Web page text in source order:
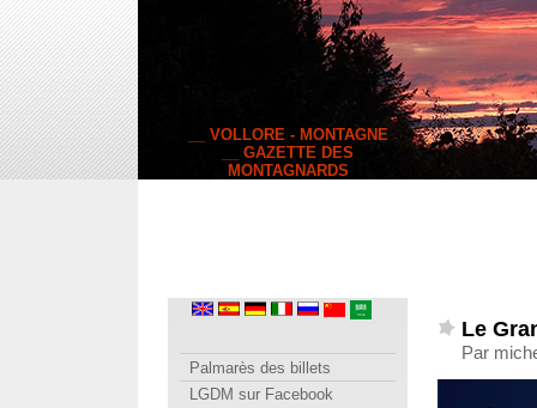
__ VOLLORE - MONTAGNE
__ GAZETTE DES
MONTAGNARDS
Le
Par
Palmarès des billets
LGDM sur Facebook